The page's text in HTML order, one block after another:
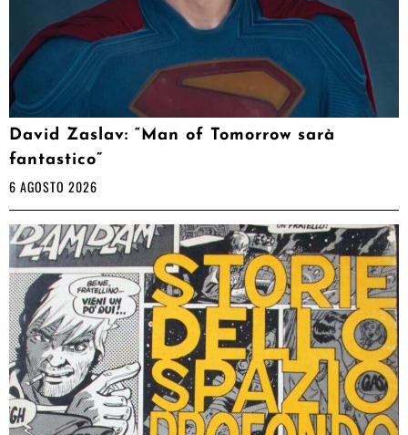
David Zaslav: “Man of Tomorrow sarà
fantastico”
6 AGOSTO 2026